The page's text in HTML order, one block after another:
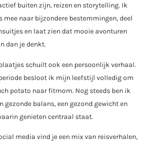
buiten zijn, reizen en storytelling. Ik
mee naar bijzondere bestemmingen, deel
en laat zien dat mooie avonturen
dan je denkt.
schuilt ook een persoonlijk verhaal.
besloot ik mijn leefstijl volledig om
potato naar fitmom. Nog steeds ben ik
gezonde balans, een gezond gewicht en
genieten centraal staat.
media vind je een mix van reisverhalen,